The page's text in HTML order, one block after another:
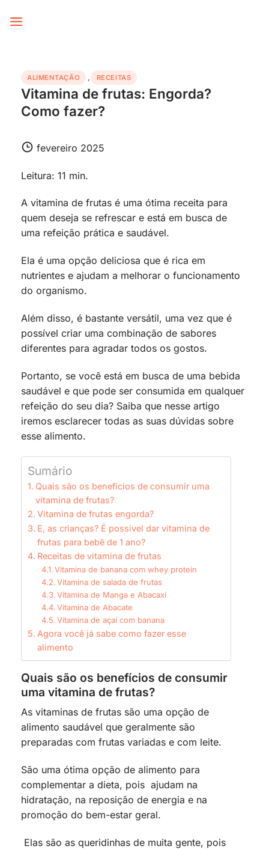
ALIMENTAÇÃO , RECEITAS
Vitamina de frutas: Engorda?
Como fazer?
fevereiro 2025
Leitura: 11 min.
A vitamina de frutas é uma ótima receita para
quem deseja se refrescar e está em busca de
uma refeição prática e saudável.
Ela é uma opção deliciosa que é rica em
nutrientes e ajudam a melhorar o funcionamento
do organismo.
Além disso, é bastante versátil, uma vez que é
possível criar uma combinação de sabores
diferentes para agradar todos os gostos.
Portanto, se você está em busca de uma bebida
saudável e que pode ser consumida em qualquer
refeição do seu dia? Saiba que nesse artigo
iremos esclarecer todas as suas dúvidas sobre
esse alimento.
Sumário
Quais são os benefícios de consumir uma
vitamina de frutas?
Vitamina de frutas engorda?
E, as crianças? É possível dar vitamina de
frutas para bebê de 1 ano?
Receitas de vitamina de frutas
Vitamina de banana com whey protein
Vitamina de salada de frutas
Vitamina de Manga e Abacaxi
Vitamina de Abacate
Vitamina de açaí com banana
Agora você já sabe como fazer esse
alimento
Quais são os benefícios de consumir
uma vitamina de frutas?
As vitaminas de frutas são uma opção de
alimento saudável que geralmente são
preparadas com frutas variadas e com leite.
São uma ótima opção de alimento para
complementar a dieta, pois ajudam na
hidratação, na reposição de energia e na
promoção do bem-estar geral.
Elas são as queridinhas de muita gente, pois